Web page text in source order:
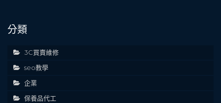
分類
3C買賣維修
seo教學
企業
保養品代工